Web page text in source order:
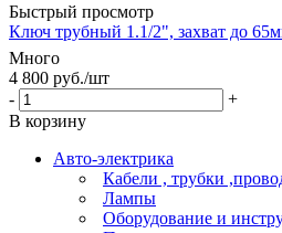
Быстрый просмотр
Ключ трубный 1.1/2", захват до
Много
4 800 руб./шт
-
+
В корзину
Авто-электрика
Кабели , трубки
Лампы
Оборудование и